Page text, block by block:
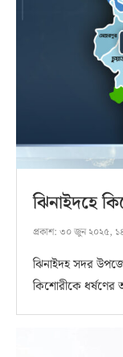
ঝিনাইদহে
প্রকাশ: ৩০ জুন ২০২৫,
ঝিনাইদহ সদর
কিশোরীকে